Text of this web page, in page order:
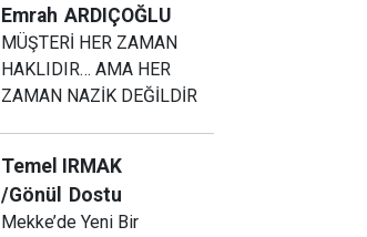
Emrah ARDIÇOĞLU
MÜŞTERİ HER ZAMAN
HAKLIDIR… AMA HER
ZAMAN NAZİK DEĞİLDİR
Temel IRMAK
/Gönül
Dostu
Mekke’de Yeni Bir